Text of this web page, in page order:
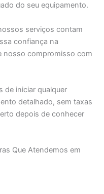
do seu equipamento.
serviços contam
confiança na
nosso compromisso com
de iniciar qualquer
detalhado, sem taxas
depois de conhecer
Que Atendemos em